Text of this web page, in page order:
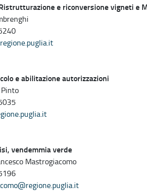
e riconversione vigneti e
e abilitazione autorizzazioni
vendemmia verde
Mastrogiacomo